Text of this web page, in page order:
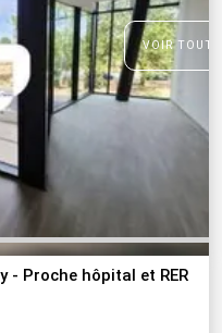
VOIR
- Proche hôpital et RER